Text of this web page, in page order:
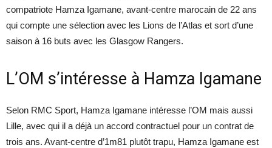
compatriote Hamza Igamane, avant-centre marocain de 22 ans
qui compte une sélection avec les Lions de l’Atlas et sort d’une
saison à 16 buts avec les Glasgow Rangers.
L’OM s’intéresse à Hamza Igamane
Selon RMC Sport, Hamza Igamane intéresse l’OM mais aussi
Lille, avec qui il a déjà un accord contractuel pour un contrat de
trois ans. Avant-centre d’1m81 plutôt trapu, Hamza Igamane est